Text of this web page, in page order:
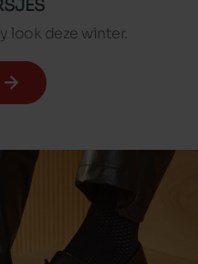
look deze winter.